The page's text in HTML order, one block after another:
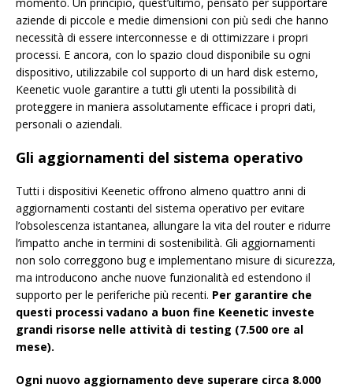
aziende di piccole e medie dimensioni con più sedi che hanno
necessità di essere interconnesse e di ottimizzare i propri
processi. E ancora, con lo spazio cloud disponibile su ogni
dispositivo, utilizzabile col supporto di un hard disk esterno,
Keenetic vuole garantire a tutti gli utenti la possibilità di
proteggere in maniera assolutamente efficace i propri dati,
personali o aziendali.
Gli aggiornamenti del sistema operativo
Tutti i dispositivi Keenetic offrono almeno quattro anni di
aggiornamenti costanti del sistema operativo per evitare
l’obsolescenza istantanea, allungare la vita del router e ridurre
l’impatto anche in termini di sostenibilità. Gli aggiornamenti
non solo correggono bug e implementano misure di sicurezza,
ma introducono anche nuove funzionalità ed estendono il
supporto per le periferiche più recenti. Per garantire che
questi processi vadano a buon fine Keenetic investe
grandi risorse nelle attività di testing (7.500 ore al
mese).
Ogni nuovo aggiornamento deve superare circa 8.000